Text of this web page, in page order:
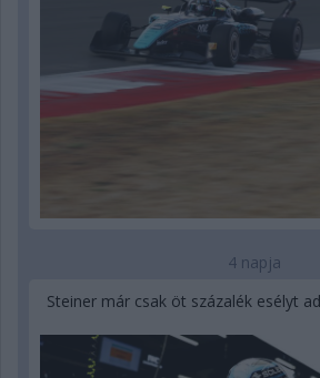
4 napja
Steiner már csak öt százalék esélyt